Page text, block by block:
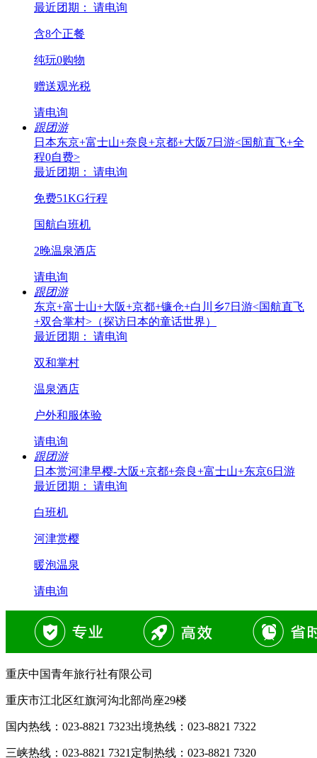
最近团期： 请电询
含8个正餐
纯玩0购物
赠送观光税
请电询
跟团游
日本东京+富士山+奈良+京都+大阪7日游<国航直飞+全
程0自费>
最近团期： 请电询
免费51KG行程
国航白班机
2晚温泉酒店
请电询
跟团游
东京+富士山+大阪+京都+镰仓+白川乡7日游<国航直飞
+双合掌村>（探访日本的童话世界）
最近团期： 请电询
双和掌村
温泉酒店
户外和服体验
请电询
跟团游
日本赏河津早樱-大阪+京都+奈良+富士山+东京6日游
最近团期： 请电询
白班机
河津赏樱
暖泡温泉
请电询
重庆中国青年旅行社有限公司
重庆市江北区红旗河沟北部尚座29楼
国内热线： 023-8821 7323出境热线： 023-8821 7322
三峡热线： 023-8821 7321 定制热线： 023-8821 7320